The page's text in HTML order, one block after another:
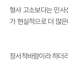
형사 고소보다는 민
가 현실적으로 더 많
정서적바람이라 하더